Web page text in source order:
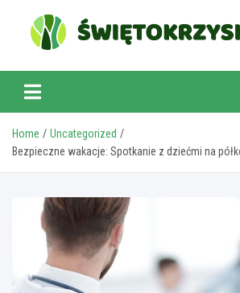
content
Home
Uncategorized
Bezpieczne wakacje: Spotkanie z dziećmi na